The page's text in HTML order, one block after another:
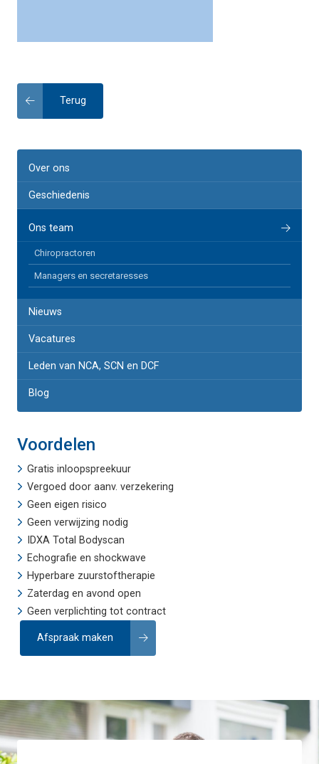
Over ons
Geschiedenis
Ons team
Chiropractoren
Managers en secretaresses
Nieuws
Vacatures
Leden van NCA, SCN en DCF
Blog
Voordelen
Gratis inloopspreekuur
Vergoed door aanv. verzekering
Geen eigen risico
Geen verwijzing nodig
IDXA Total Bodyscan
Echografie enshockwave
Hyperbare zuurstoftherapie
Zaterdag en avond open
Geen verplichting tot contract
Afspraak maken
Terug